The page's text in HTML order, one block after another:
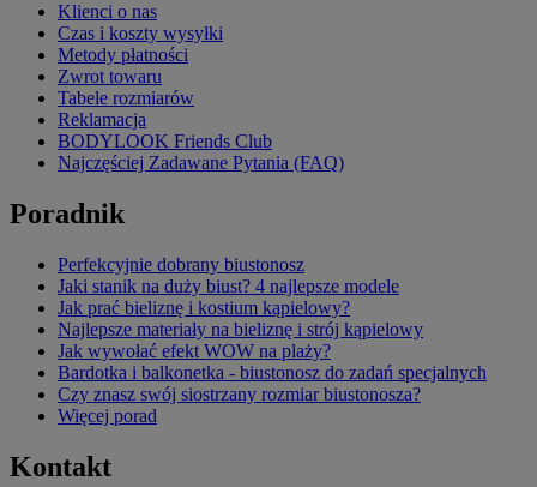
Klienci o nas
Czas i koszty wysyłki
Metody płatności
Zwrot towaru
Tabele rozmiarów
Reklamacja
BODYLOOK Friends Club
Najczęściej Zadawane Pytania (FAQ)
Poradnik
Perfekcyjnie dobrany biustonosz
Jaki stanik na duży biust? 4 najlepsze modele
Jak prać bieliznę i kostium kąpielowy?
Najlepsze materiały na bieliznę i strój kąpielowy
Jak wywołać efekt WOW na plaży?
Bardotka i balkonetka - biustonosz do zadań specjalnych
Czy znasz swój siostrzany rozmiar biustonosza?
Więcej porad
Kontakt